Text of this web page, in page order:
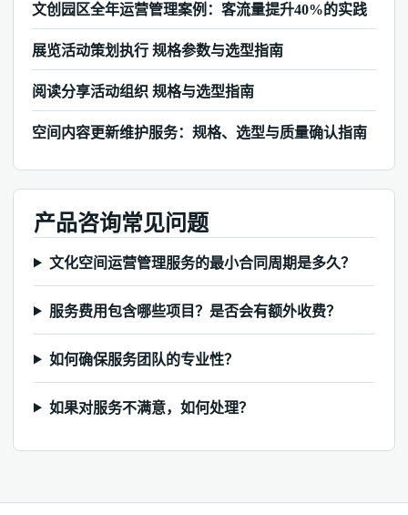
文创园区全年运营管理案例：客流量提升40%的实践
展览活动策划执行 规格参数与选型指南
阅读分享活动组织 规格与选型指南
空间内容更新维护服务：规格、选型与质量确认指南
产品咨询常见问题
文化空间运营管理服务的最小合同周期是多久？
服务费用包含哪些项目？是否会有额外收费？
如何确保服务团队的专业性？
如果对服务不满意，如何处理？